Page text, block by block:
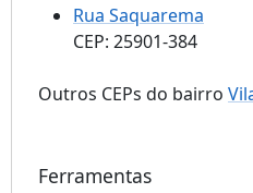
Rua Saquarema
CEP: 25901-384
Outros CEPs do bairro
Ferramentas